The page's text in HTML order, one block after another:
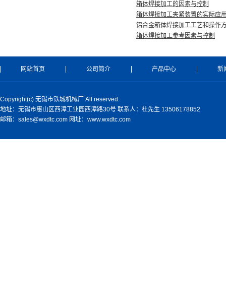
箱体焊接加工的因素与控制
箱体焊接加工夹紧装置的实际应
铝合金箱体焊接加工工艺和操作
箱体焊接加工参考因素与控制
网站首页 公司简介 产品中心 新
Copyright(c) 无锡市铁城机械厂 All reserved.
地址：无锡市惠山区西漳工业园西漳路30号 联系人：杜先生 13506178852
邮箱：sales@wxdtc.com 网址：www.wxdtc.com